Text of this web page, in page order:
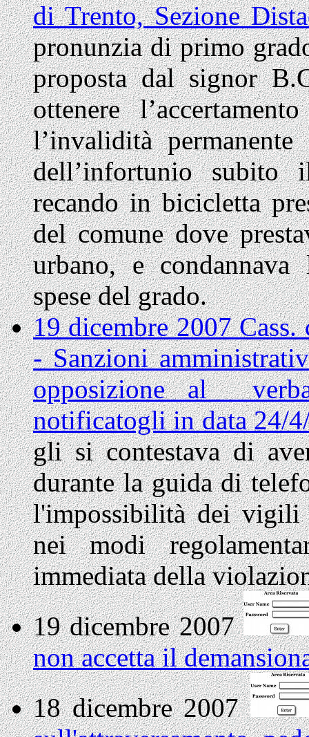
di Trento, Sezione
pronunzia di primo
proposta dal signor
ottenere
l’invalidità
dell’infortunio subito
recando in bicicletta
del comune dove
urbano, e
spese del grado.
19 dicembre 2007
- Sanzioni
opposizione al
notificatogli in data 24/
gli si contestava di
durante la guida di
l'impossibilità dei vigili
nei modi
immediata della
19 dicembre 2007
non accetta il
18 dicembre 2007